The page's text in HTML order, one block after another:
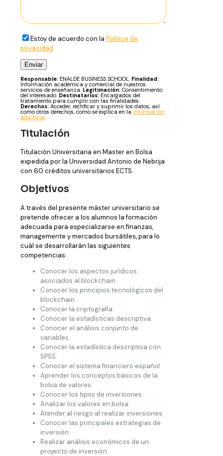
Estoy de acuerdo con la Política de
privacidad
Responsable: ENALDE BUSINESS SCHOOL. Finalidad:
Información académica y comercial de nuestros
servicios de enseñanza. Legitimación: Consentimiento
del interesado. Destinatarios: Encargados del
tratamiento para cumplir con las finalidades.
Derechos: Acceder, rectificar y suprimir los datos, así
como otros derechos, como se explica en la información
adicional
Titulación
Titulación Universitaria en Master en Bolsa
expedida por la Universidad Antonio de Nebrija
con 60 créditos universitarios ECTS.
Objetivos
A través del presente máster universitario se
pretende ofrecer a los alumnos la formación
adecuada para especializarse en finanzas,
managemente y mercados bursátiles, para lo
cuál se desarrollarán las siguientes
competencias:
Conocer los aspectos jurídicos
asociados al blockchain.
Conocer los principios tecnológicos del
blockchain.
Conocer la criptografía.
Conocer la estadísticas descriptiva.
Conocer el análisis conjunto de
variables.
Conocer la estadística descriptiva con
SPSS.
Conocer el sistema financiero español.
Aprender los conceptos básicos de la
bolsa de valores.
Conocer los tipos de inversiones.
Analizar los valores en bolsa.
Atender al riesgo al realizar inversiones.
Conocer las principales estrategias de
inversión.
Realizar análisis económicos de un
proyecto de inversión.